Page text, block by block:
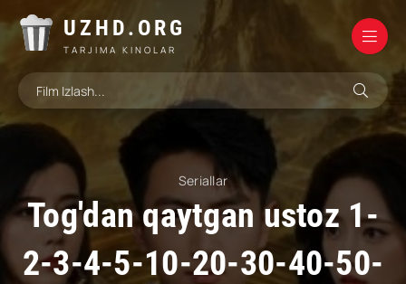
UZHD.ORG
TARJIMA KINOLAR
Seriallar
Tog'dan qaytgan ustoz 1-
2-3-4-5-10-20-30-40-50-